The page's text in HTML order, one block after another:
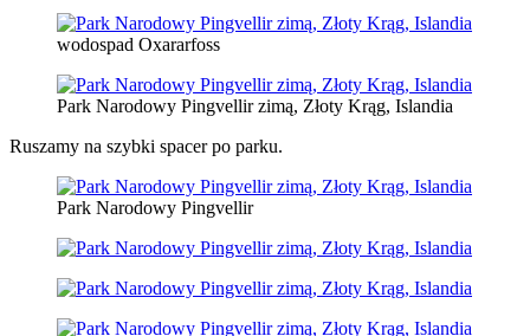
wodospad Oxararfoss
Park Narodowy Pingvellir zimą, Złoty Krąg, Islandia
Ruszamy na szybki spacer po parku.
Park Narodowy Pingvellir